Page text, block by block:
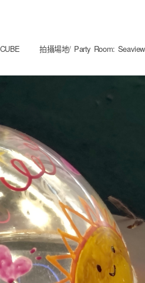
拍攝場地/ Party Room: